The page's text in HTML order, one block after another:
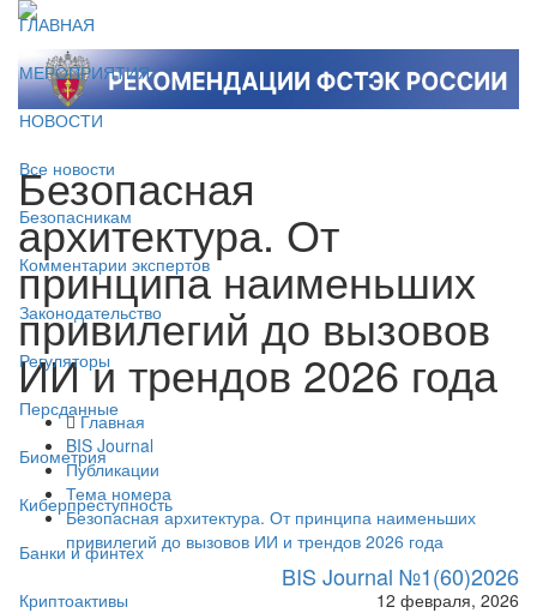
ГЛАВНАЯ
МЕРОПРИЯТИЯ
НОВОСТИ
Все новости
Безопасникам
Комментарии экспертов
Законодательство
Регуляторы
Персданные
Биометрия
Киберпреступность
Банки и финтех
Криптоактивы
Безопасная
архитектура. От
принципа наименьших
привилегий до вызовов
ИИ и трендов 2026 года
Главная
BIS Journal
Публикации
Тема номера
Безопасная архитектура. От принципа наименьших
привилегий до вызовов ИИ и трендов 2026 года
BIS Journal №1(60)2026
12 февраля, 2026